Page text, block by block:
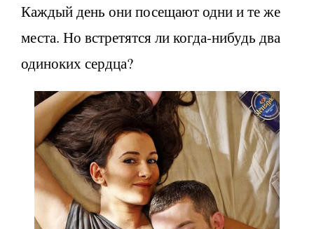
Каждый день они посещают одни и те же
места. Но встретятся ли когда-нибудь два
одиноких сердца?